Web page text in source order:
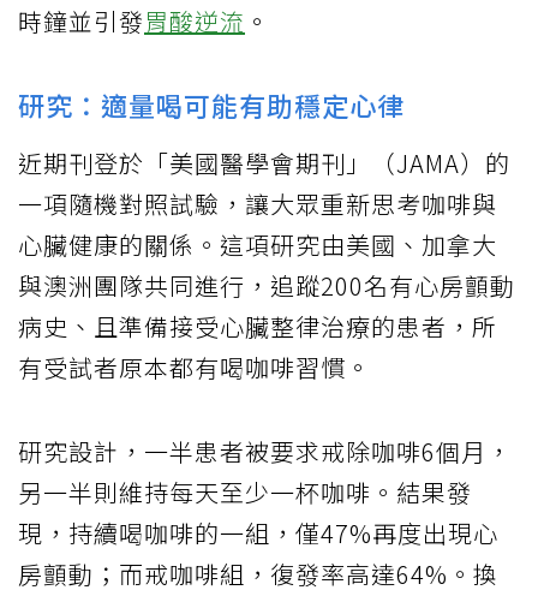
時鐘並引發胃酸逆流 。
研究：適量喝可能有助穩定心律
近期刊登於「美國醫學會期刊」（JAMA）的
一項隨機對照試驗，讓大眾重新思考咖啡與
心臟健康的關係。這項研究由美國、加拿大
與澳洲團隊共同進行，追蹤200名有心房顫動
病史、且準備接受心臟整律治療的患者，所
有受試者原本都有喝咖啡習慣。
研究設計，一半患者被要求戒除咖啡6個月，
另一半則維持每天至少一杯咖啡。結果發
現，持續喝咖啡的一組，僅47%再度出現心
房顫動；而戒咖啡組，復發率高達64%。換